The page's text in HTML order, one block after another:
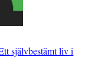
självbestämt liv i